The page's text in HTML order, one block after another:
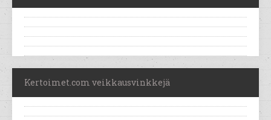
Kertoimet.com veikkausvinkkejä